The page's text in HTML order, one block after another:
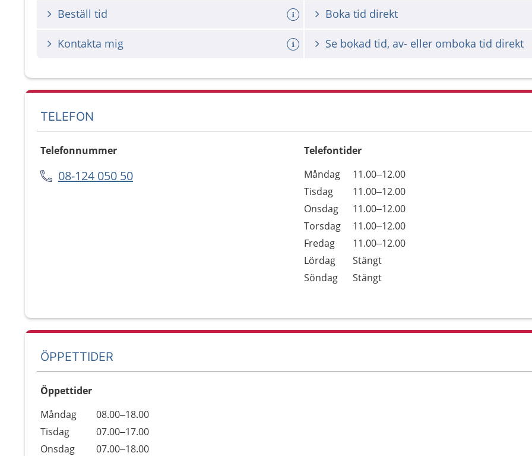
Beställ tid Boka tid direkt
Kontakta mig Se bokad tid, av- eller omboka tid direkt
TELEFON
Telefonnummer
08-124 050 50
Telefontider
Dag
Öppettider
Kommentarer
Måndag
11.00–12.00
Tisdag
11.00–12.00
Onsdag
11.00–12.00
Torsdag
11.00–12.00
Fredag
11.00–12.00
Lördag
Stängt
Söndag
Stängt
ÖPPETTIDER
Öppettider
Dag
Öppettider
Kommentarer
Måndag
08.00–18.00
Tisdag
07.00–17.00
Onsdag
07.00–18.00